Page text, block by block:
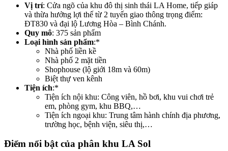
Vị trí: Cửa ngõ của khu đô thị sinh thái LA Home, tiếp giáp
và thừa hưởng lợi thế từ 2 tuyến giao thông trọng điểm:
ĐT830 và đại lộ Lương Hòa – Bình Chánh.
Quy mô: 375 sản phẩm
Loại hình sản phẩm:*
Nhà phố liền kề
Nhà phố 2 mặt tiền
Shophouse (lộ giới 18m và 60m)
Biệt thự ven kênh
Tiện ích:*
Tiện ích nội khu: Công viên, hồ bơi, khu vui chơi trẻ
em, phòng gym, khu BBQ,…
Tiện ích ngoại khu: Trung tâm hành chính địa phương,
trường học, bệnh viện, siêu thị,…
Điểm nổi bật của phân khu LA Sol